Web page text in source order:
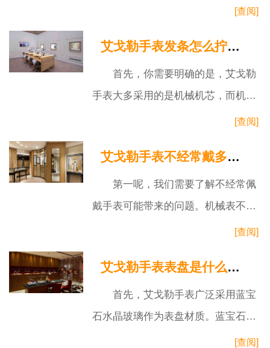
通常采用高品质的不锈钢材质，手感
滑，无任
[查阅]
艾戈勒手表发条怎么拧回去
首先，你需要明确的是，艾戈勒
手表大多采用的是机械机芯，而机械
机芯手表是需要定期上弦的。如果你
时，手
[查阅]
艾戈勒手表不经常戴多久保养
第一呢，我们需要了解不经常佩
戴手表可能带来的问题。机械表不同
于石英表，因为其内部的精密机械结
一旦长
[查阅]
艾戈勒手表表盘是什么材质做的
首先，艾戈勒手表广泛采用蓝宝
石水晶玻璃作为表盘材质。蓝宝石水
晶玻璃在硬度上仅次于钻石，具备极
[查阅]